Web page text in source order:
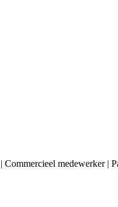
medewerker |